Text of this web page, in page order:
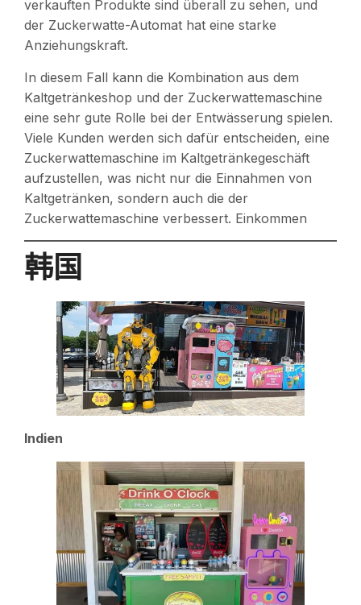
verkauften Produkte sind überall zu sehen, und
der Zuckerwatte-Automat hat eine starke
Anziehungskraft.
In diesem Fall kann die Kombination aus dem
Kaltgetränkeshop und der Zuckerwattemaschine
eine sehr gute Rolle bei der Entwässerung spielen.
Viele Kunden werden sich dafür entscheiden, eine
Zuckerwattemaschine im Kaltgetränkegeschäft
aufzustellen, was nicht nur die Einnahmen von
Kaltgetränken, sondern auch die der
Zuckerwattemaschine verbessert. Einkommen
韩国
Indien